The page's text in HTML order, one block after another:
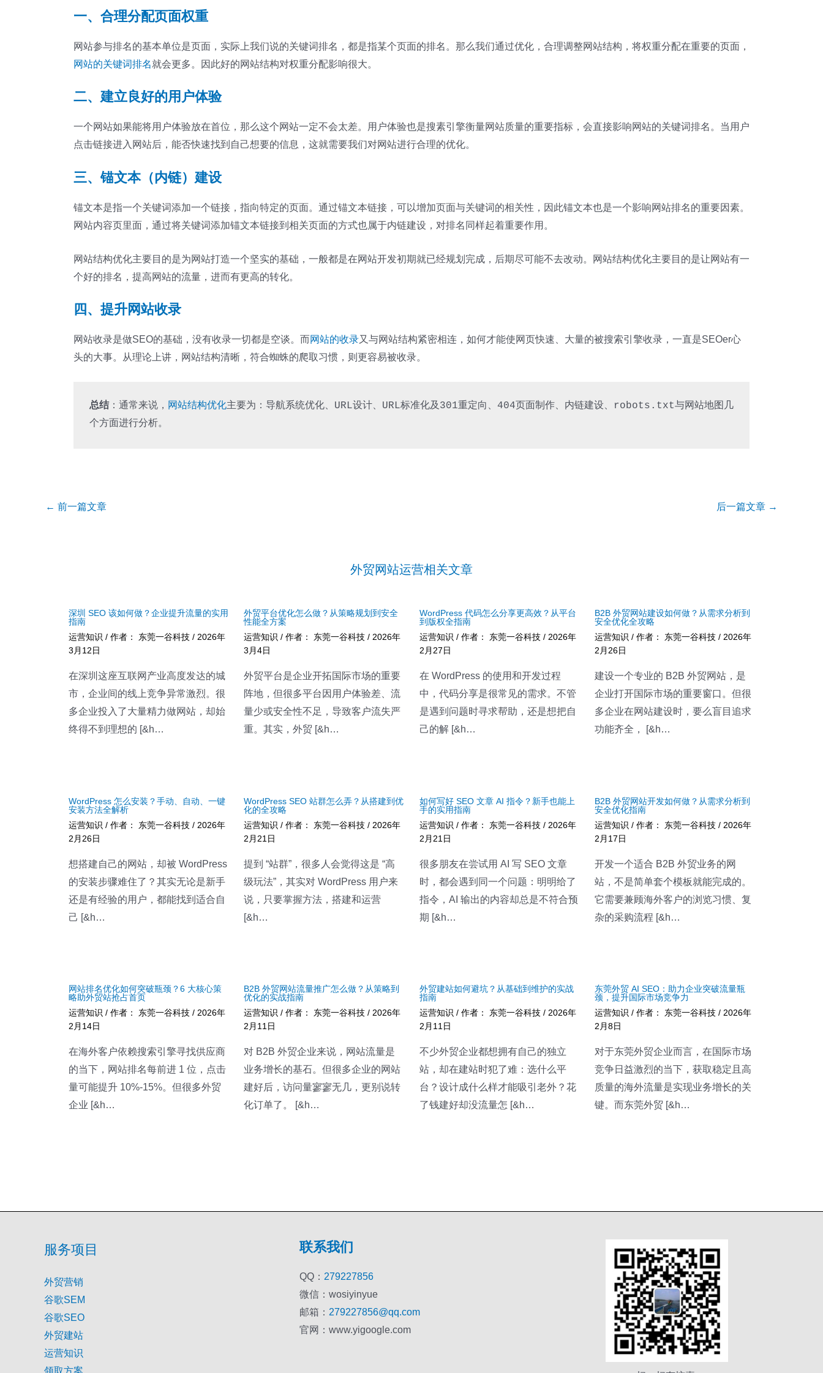
一、合理分配页面权重
网站参与排名的基本单位是页面，实际上我们说的关键词排名，都是指某个页面的排名。那么我们通过优化，合理调整网站结构，将权重分配在重要的页面，
网站的关键词排名就会更多。因此好的网站结构对权重分配影响很大。
二、建立良好的用户体验
一个网站如果能将用户体验放在首位，那么这个网站一定不会太差。用户体验也是搜素引擎衡量网站质量的重要指标，会直接影响网站的关键词排名。当用户
点击链接进入网站后，能否快速找到自己想要的信息，这就需要我们对网站进行合理的优化。
三、锚文本（内链）建设
锚文本是指一个关键词添加一个链接，指向特定的页面。通过锚文本链接，可以增加页面与关键词的相关性，因此锚文本也是一个影响网站排名的重要因素。
网站内容页里面，通过将关键词添加锚文本链接到相关页面的方式也属于内链建设，对排名同样起着重要作用。
网站结构优化主要目的是为网站打造一个坚实的基础，一般都是在网站开发初期就已经规划完成，后期尽可能不去改动。网站结构优化主要目的是让网站有一
个好的排名，提高网站的流量，进而有更高的转化。
四、提升网站收录
网站收录是做SEO的基础，没有收录一切都是空谈。而网站的收录又与网站结构紧密相连，如何才能使网页快速、大量的被搜索引擎收录，一直是SEOer心
头的大事。从理论上讲，网站结构清晰，符合蜘蛛的爬取习惯，则更容易被收录。
总结：通常来说， 网站结构优化主要为：导航系统优化、URL设计、URL标准化及301重定向、404页面制作、内链建设、robots.txt与网站地图几
个方面进行分析。
Post
← 前一篇文章 后一篇文章 →
外贸网站运营相关文章
深圳 SEO 该如何做？企业提升流量的实用
指南
运营知识 / 作者： 东莞一谷科技 / 2026年
3月12日
在深圳这座互联网产业高度发达的城
市，企业间的线上竞争异常激烈。很
多企业投入了大量精力做网站，却始
终得不到理想的 [&h…
外贸平台优化怎么做？从策略规划到安全
性能全方案
运营知识 / 作者： 东莞一谷科技/ 2026年
3月4日
外贸平台是企业开拓国际市场的重要
阵地，但很多平台因用户体验差、流
量少或安全性不足，导致客户流失严
重。其实，外贸 [&h…
WordPress 代码怎么分享更高效？从平台
到版权全指南
运营知识 / 作者： 东莞一谷科技 / 2026年
2月27日
在 WordPress 的使用和开发过程
中，代码分享是很常见的需求。不管
是遇到问题时寻求帮助，还是想把自
己的解 [&h…
B2B 外贸网站建设如何做？从需求分析到
安全优化全攻略
运营知识 / 作者： 东莞一谷科技 / 2026年
2月26日
建设一个专业的 B2B 外贸网站，是
企业打开国际市场的重要窗口。但很
多企业在网站建设时，要么盲目追求
功能齐全， [&h…
WordPress 怎么安装？手动、自动、一键
安装方法全解析
运营知识 / 作者： 东莞一谷科技 / 2026年
2月26日
想搭建自己的网站，却被 WordPress
的安装步骤难住了？其实无论是新手
还是有经验的用户，都能找到适合自
己 [&h…
WordPress SEO 站群怎么弄？从搭建到优
化的全攻略
运营知识 / 作者： 东莞一谷科技/ 2026年
2月21日
提到 “站群”，很多人会觉得这是 “高
级玩法”，其实对 WordPress 用户来
说，只要掌握方法，搭建和运营
[&h…
如何写好 SEO 文章 AI 指令？新手也能上
手的实用指南
运营知识 / 作者： 东莞一谷科技 / 2026年
2月21日
很多朋友在尝试用 AI 写 SEO 文章
时，都会遇到同一个问题：明明给了
指令，AI 输出的内容却总是不符合预
期 [&h…
B2B 外贸网站开发如何做？从需求分析到
安全优化指南
运营知识 / 作者： 东莞一谷科技 / 2026年
2月17日
开发一个适合 B2B 外贸业务的网
站，不是简单套个模板就能完成的。
它需要兼顾海外客户的浏览习惯、复
杂的采购流程 [&h…
网站排名优化如何突破瓶颈？6 大核心策
略助外贸站抢占首页
运营知识 / 作者： 东莞一谷科技 / 2026年
2月14日
在海外客户依赖搜索引擎寻找供应商
的当下，网站排名每前进 1 位，点击
量可能提升 10%-15%。但很多外贸
企业 [&h…
B2B 外贸网站流量推广怎么做？从策略到
优化的实战指南
运营知识 / 作者： 东莞一谷科技/ 2026年
2月11日
对 B2B 外贸企业来说，网站流量是
业务增长的基石。但很多企业的网站
建好后，访问量寥寥无几，更别说转
化订单了。 [&h…
外贸建站如何避坑？从基础到维护的实战
指南
运营知识 / 作者： 东莞一谷科技 / 2026年
2月11日
不少外贸企业都想拥有自己的独立
站，却在建站时犯了难：选什么平
台？设计成什么样才能吸引老外？花
了钱建好却没流量怎 [&h…
东莞外贸 AI SEO：助力企业突破流量瓶
颈，提升国际市场竞争力
运营知识 / 作者： 东莞一谷科技 / 2026年
2月8日
对于东莞外贸企业而言，在国际市场
竞争日益激烈的当下，获取稳定且高
质量的海外流量是实现业务增长的关
键。而东莞外贸 [&h…
服务项目
外贸营销
谷歌SEM
谷歌SEO
外贸建站
运营知识
领取方案
联系我们
QQ： 279227856
微信：wosiyinyue
邮箱： 279227856@qq.com
官网：www.yigoogle.com